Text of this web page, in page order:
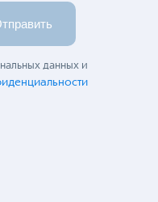
данных и